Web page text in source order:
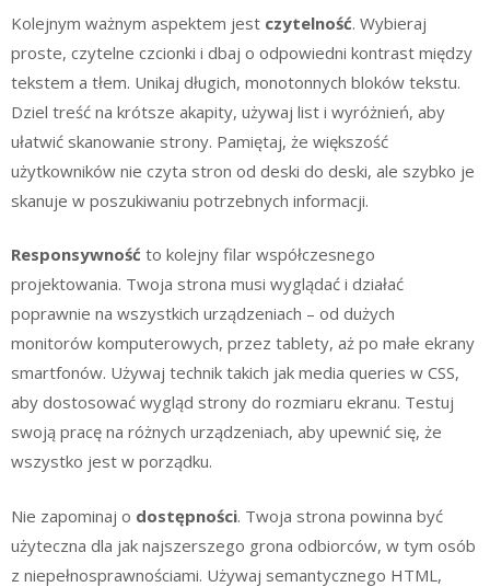
Kolejnym ważnym aspektem jest czytelność. Wybieraj
proste, czytelne czcionki i dbaj o odpowiedni kontrast między
tekstem a tłem. Unikaj długich, monotonnych bloków tekstu.
Dziel treść na krótsze akapity, używaj list i wyróżnień, aby
ułatwić skanowanie strony. Pamiętaj, że większość
użytkowników nie czyta stron od deski do deski, ale szybko je
skanuje w poszukiwaniu potrzebnych informacji.
Responsywność to kolejny filar współczesnego
projektowania. Twoja strona musi wyglądać i działać
poprawnie na wszystkich urządzeniach – od dużych
monitorów komputerowych, przez tablety, aż po małe ekrany
smartfonów. Używaj technik takich jak media queries w CSS,
aby dostosować wygląd strony do rozmiaru ekranu. Testuj
swoją pracę na różnych urządzeniach, aby upewnić się, że
wszystko jest w porządku.
Nie zapominaj o dostępności. Twoja strona powinna być
użyteczna dla jak najszerszego grona odbiorców, w tym osób
z niepełnosprawnościami. Używaj semantycznego HTML,